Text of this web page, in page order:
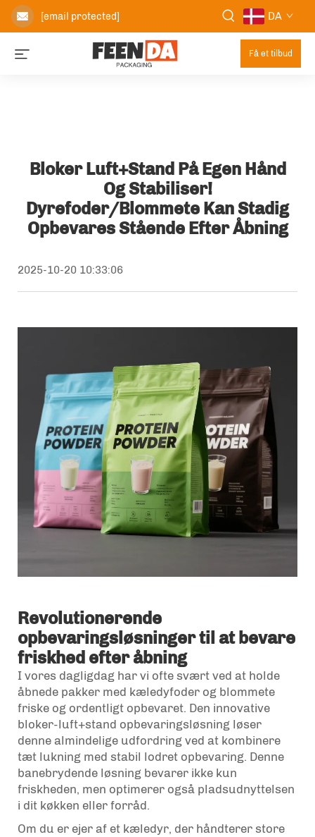
[email protected] DA
Få et tilbud
Bloker Luft+stand På Egen Hånd
Og Stabiliser!
Dyrefoder/blommete Kan Stadig
Opbevares Stående Efter Åbning
2025-10-20 10:33:06
Revolutionerende
opbevaringsløsninger til at bevare
friskhed efter åbning
I vores dagligdag har vi ofte svært ved at holde
åbnede pakker med kæledyfoder og blommete
friske og ordentligt opbevaret. Den innovative
bloker-luft+stand opbevaringsløsning løser
denne almindelige udfordring ved at kombinere
tæt lukning med stabil lodret opbevaring. Denne
banebrydende løsning bevarer ikke kun
friskheden, men optimerer også pladsudnyttelsen
i dit køkken eller forråd.
Om du er ejer af et kæledyr, der håndterer store